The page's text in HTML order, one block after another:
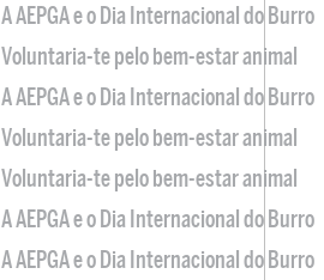
A AEPGA e o Dia Internacional do Burro
Voluntaria-te pelo bem-estar animal
A AEPGA e o Dia Internacional do Burro
Voluntaria-te pelo bem-estar animal
Voluntaria-te pelo bem-estar animal
A AEPGA e o Dia Internacional do Burro
A AEPGA e o Dia Internacional do Burro